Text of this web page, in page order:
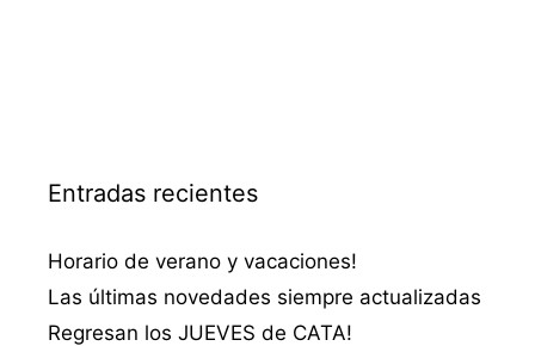
Entradas recientes
Horario de verano y vacaciones!
Las últimas novedades siempre actualizadas
Regresan los JUEVES de CATA!